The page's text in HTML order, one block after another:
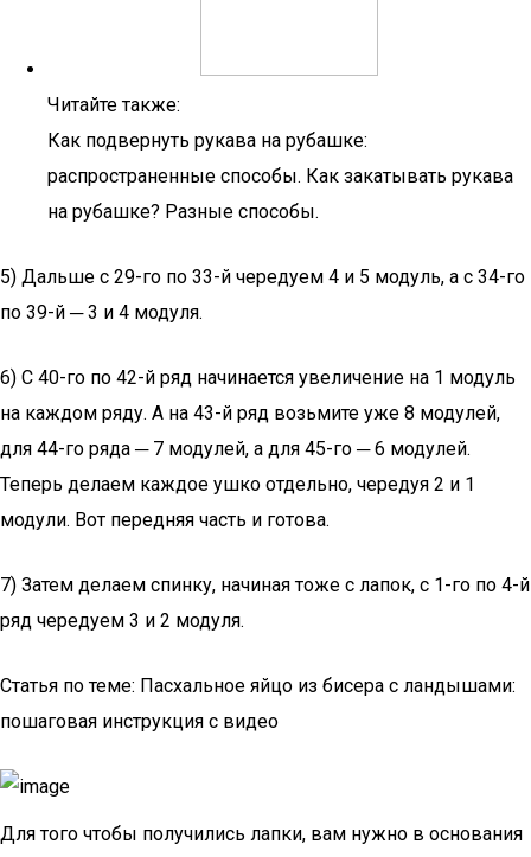
Читайте также:
Как подвернуть рукава на рубашке:
распространенные способы. Как закатывать рукава
на рубашке? Разные способы.
5) Дальше с 29-го по 33-й чередуем 4 и 5 модуль, а с 34-го
по 39-й ─ 3 и 4 модуля.
6) С 40-го по 42-й ряд начинается увеличение на 1 модуль
на каждом ряду. А на 43-й ряд возьмите уже 8 модулей,
для 44-го ряда ─ 7 модулей, а для 45-го ─ 6 модулей.
Теперь делаем каждое ушко отдельно, чередуя 2 и 1
модули. Вот передняя часть и готова.
7) Затем делаем спинку, начиная тоже с лапок, с 1-го по 4-й
ряд чередуем 3 и 2 модуля.
Статья по теме: Пасхальное яйцо из бисера с ландышами:
пошаговая инструкция с видео
Для того чтобы получились лапки, вам нужно в основания